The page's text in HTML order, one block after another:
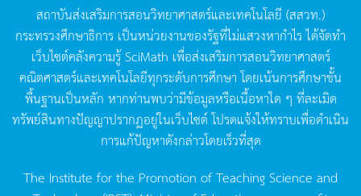
สถาบันส่งเสริมการสอนวิทยาศาสตร์และเทคโนโลยี (สสวท.)
กระทรวงศึกษาธิการ เป็นหน่วยงานของรัฐที่ไม่แสวงหากำไรได้จัดทำ
เว็บไซต์คลังความรู้SciMath เพื่อส่งเสริมการสอนวิทยาศาสตร์
คณิตศาสตร์และเทคโนโลยีทุกระดับการศึกษา โดยเน้นการศึกษาขั้น
พื้นฐานเป็นหลัก หากท่านพบว่ามีข้อมูลหรือเนื้อหาใด ๆ ที่ละเมิด
ทรัพย์สินทางปัญญาปรากฏอยู่ในเว็บไซต์โปรดแจ้งให้ทราบเพื่อดำเนิน
การแก้ปัญหาดังกล่าวโดยเร็วที่สุด
The Institute for the Promotion of Teaching Science and